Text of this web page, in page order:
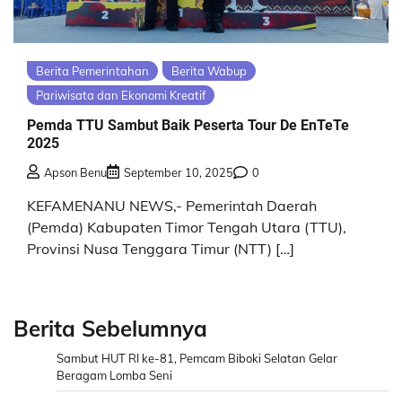
Berita Pemerintahan
Berita Wabup
Pariwisata dan Ekonomi Kreatif
Pemda TTU Sambut Baik Peserta Tour De EnTeTe
2025
Apson Benu September 10, 2025 0
KEFAMENANU NEWS,- Pemerintah Daerah
(Pemda) Kabupaten Timor Tengah Utara (TTU),
Provinsi Nusa Tenggara Timur (NTT) […]
Berita Sebelumnya
Sambut HUT RI ke-81, Pemcam Biboki Selatan Gelar
Beragam Lomba Seni